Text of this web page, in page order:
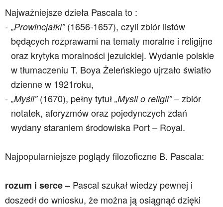
Najważniejsze dzieła Pascala to :
„Prowincjałki”(1656-1657), czyli zbiór listów
będących rozprawami na tematy moralne i religijne
oraz krytyka moralności jezuickiej. Wydanie polskie
w tłumaczeniu T. Boya Żeleńskiego ujrzało światło
dzienne w 1921roku,
„Myśli”(1670), pełny tytuł „Mysli o religii”– zbiór
notatek, aforyzmów oraz pojedynczych zdań
wydany staraniem środowiska Port – Royal.
Najpopularniejsze poglądy filozoficzne B. Pascala:
rozum i serce– Pascal szukał wiedzy pewnej i
doszedł do wniosku, że można ją osiągnąć dzięki